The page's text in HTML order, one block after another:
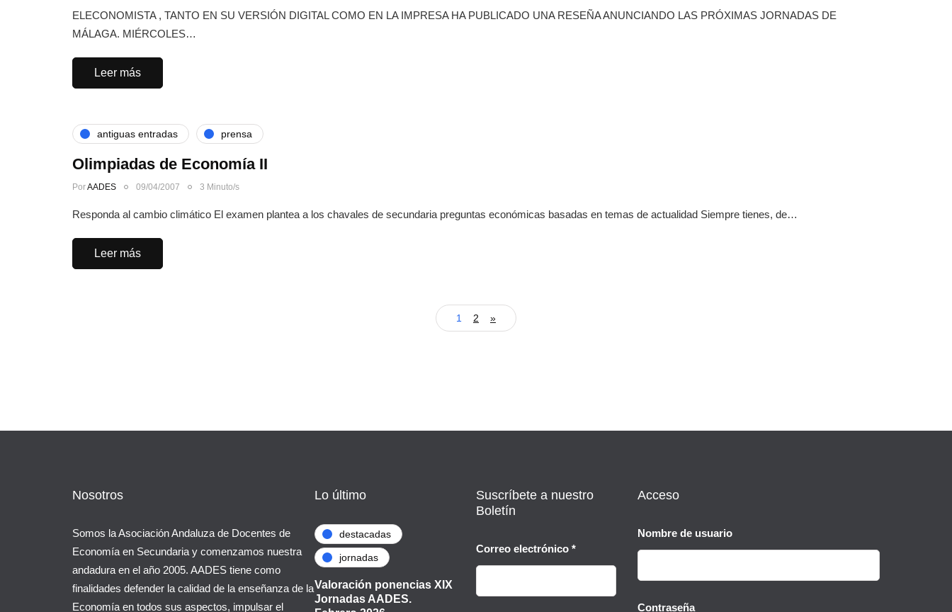
ELECONOMISTA , TANTO EN SU VERSIÓN DIGITAL COMO EN LA IMPRESA HA PUBLICADO UNA RESEÑA ANUNCIANDO LAS PRÓXIMAS JORNADAS DE
MÁLAGA. MIÉRCOLES…
Leer más
antiguas entradas prensa
Olimpiadas de Economía II
PorAADES 09/04/2007 3 Minuto/s
Responda al cambio climático El examen plantea a los chavales de secundaria preguntas económicas basadas en temas de actualidad Siempre tienes, de…
Leer más
1 2 »
Nosotros
Somos la Asociación Andaluza de Docentes de
Economía en Secundaria y comenzamos nuestra
andadura en el año 2005. AADES tiene como
finalidades defender la calidad de la enseñanza de la
Economía en todos sus aspectos, impulsar el
Lo último
destacadas
jornadas
Valoración ponencias XIX
Jornadas AADES.
Suscríbete a nuestro
Boletín
Correo electrónico *
Acceso
Nombre de usuario
Contraseña